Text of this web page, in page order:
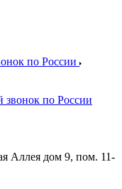
по России
звонок по России
Аллея дом 9, пом. 11-